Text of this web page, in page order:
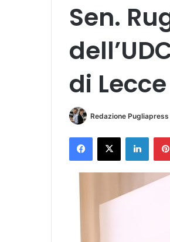
Sen.
di
Redazione Pugliapress
Facebook
X